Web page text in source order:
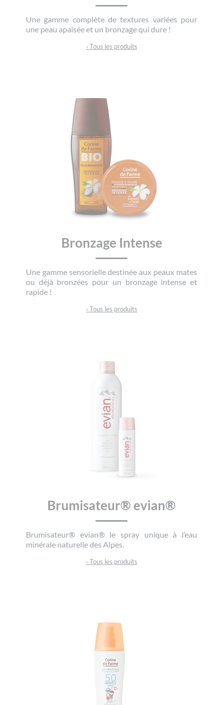
Une gamme complète de textures variées pour
une peau apaisée et un bronzage qui dure !
› Tous les produits
Bronzage Intense
Une gamme sensorielle destinée aux peaux mates
ou déjà bronzées pour un bronzage intense et
rapide !
› Tous les produits
Brumisateur® evian®
Brumisateur® evian® le spray unique à l’eau
minérale naturelle des Alpes.
› Tous les produits